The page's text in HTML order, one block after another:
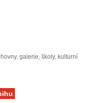
galerie, školy, kulturní